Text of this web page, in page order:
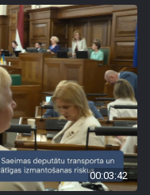
00:03:42